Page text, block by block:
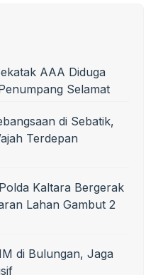
AAA Diduga
Selamat
di Sebatik,
Terdepan
Kaltara Bergerak
Lahan Gambut 2
di Bulungan, Jaga